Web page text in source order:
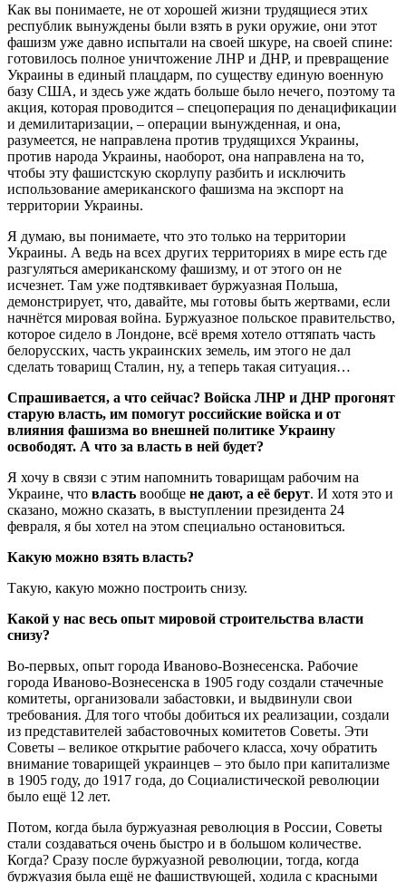
Как вы понимаете, не от хорошей жизни трудящиеся этих
республик вынуждены были взять в руки оружие, они этот
фашизм уже давно испытали на своей шкуре, на своей спине:
готовилось полное уничтожение ЛНР и ДНР, и превращение
Украины в единый плацдарм, по существу единую военную
базу США, и здесь уже ждать больше было нечего, поэтому та
акция, которая проводится – спецоперация по денацификации
и демилитаризации, – операции вынужденная, и она,
разумеется, не направлена против трудящихся Украины,
против народа Украины, наоборот, она направлена на то,
чтобы эту фашистскую скорлупу разбить и исключить
использование американского фашизма на экспорт на
территории Украины.
Я думаю, вы понимаете, что это только на территории
Украины. А ведь на всех других территориях в мире есть где
разгуляться американскому фашизму, и от этого он не
исчезнет. Там уже подтявкивает буржуазная Польша,
демонстрирует, что, давайте, мы готовы быть жертвами, если
начнётся мировая война. Буржуазное польское правительство,
которое сидело в Лондоне, всё время хотело оттяпать часть
белорусских, часть украинских земель, им этого не дал
сделать товарищ Сталин, ну, а теперь такая ситуация…
Спрашивается, а что сейчас? Войска ЛНР и ДНР прогонят
старую власть, им помогут российские войска и от
влияния фашизма во внешней политике Украину
освободят. А что за власть в ней будет?
Я хочу в связи с этим напомнить товарищам рабочим на
Украине, что власть вообще не дают, а её берут. И хотя это и
сказано, можно сказать, в выступлении президента 24
февраля, я бы хотел на этом специально остановиться.
Какую можно взять власть?
Такую, какую можно построить снизу.
Какой у нас весь опыт мировой строительства власти
снизу?
Во-первых, опыт города Иваново-Вознесенска. Рабочие
города Иваново-Вознесенска в 1905 году создали стачечные
комитеты, организовали забастовки, и выдвинули свои
требования. Для того чтобы добиться их реализации, создали
из представителей забастовочных комитетов Советы. Эти
Советы – великое открытие рабочего класса, хочу обратить
внимание товарищей украинцев – это было при капитализме
в 1905 году, до 1917 года, до Социалистической революции
было ещё 12 лет.
Потом, когда была буржуазная революция в России, Советы
стали создаваться очень быстро и в большом количестве.
Когда? Сразу после буржуазной революции, тогда, когда
буржуазия была ещё не фашиствующей, ходила с красными